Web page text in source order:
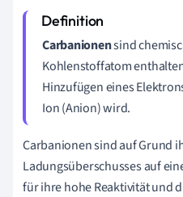
Carbanionensind
Kohlenstoffatom
Hinzufügen eines
Ion (Anion) wird.
Carbanionen sind auf Grund
Ladungsüberschusses auf
für ihre hohe Reaktivität und